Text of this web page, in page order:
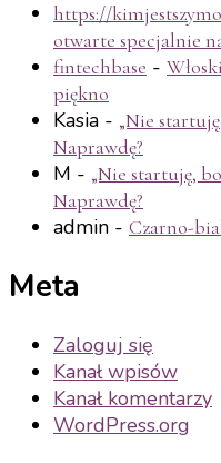
https://
otwarte specjalnie
fintechbase -
piękno
Kasia - „Nie
Naprawdę?
M - „Nie startuję,
Naprawdę?
admin - Czarno-
Meta
Zaloguj się
Kanał wpisów
Kanał komentarzy
WordPress.org